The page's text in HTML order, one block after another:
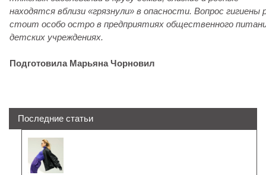
находятся вблизи «грязнули» в опасности. Вопрос гигиены
стоит особо остро в предприятиях общественного
детских учреждениях.
Подготовила Марьяна Чорновил
Последние статьи